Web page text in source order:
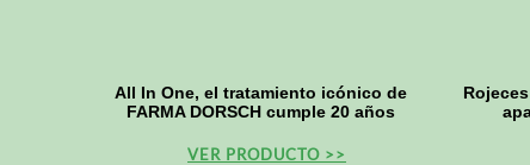
All In One, el tratamiento icónico de
FARMA DORSCH cumple 20 años
VER PRODUCTO >>